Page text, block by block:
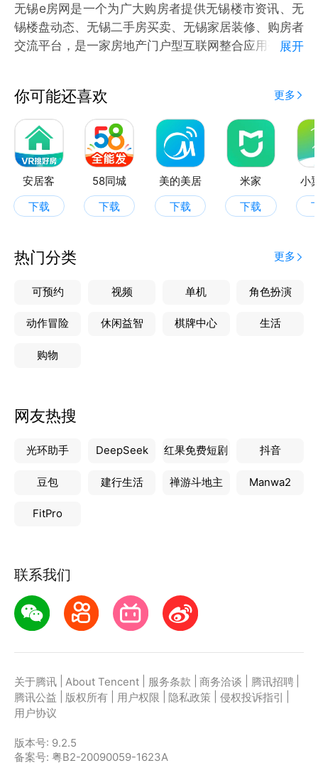
无锡e房网是一个为广大购房者提供无锡楼市资讯、无
锡楼盘动态、无锡二手房买卖、无锡家居装修、购房者
交流平台，是一家房地产门户型互联网整合应用平台。
UI全新改版 风格清新明快 完善操作体验
【海量房源 真实可靠】
拥有无锡本地海量二手房源库 保证房源真实可靠
【好房推荐 定制需求】
及时为您推送高性价比房源 多词条筛选满足您的个性
【实地看房 一键预约】
简单操作就可预约实地看房 深耕小区多年置业专家为
及时跟进业内房地产资讯 为您制定置业策略保驾护航
展开
你可能还喜欢 更多
安居客
下载
58同城
下载
美的美居
下载
米家
下载
小
热门分类 更多
可预约 视频 单机 角色扮演
动作冒险 休闲益智 棋牌中心 生活
购物
网友热搜
光环助手 DeepSeek 红果免费短剧 抖音
豆包 建行生活 禅游斗地主 Manwa2
FitPro
联系我们
关于腾讯 About Tencent 服务条款 商务洽谈 腾讯招聘
腾讯公益
版权所有 用户权限 隐私政策 侵权投诉指引
用户协议
版本号: 9.2.5
备案号: 粤B2-20090059-1623A